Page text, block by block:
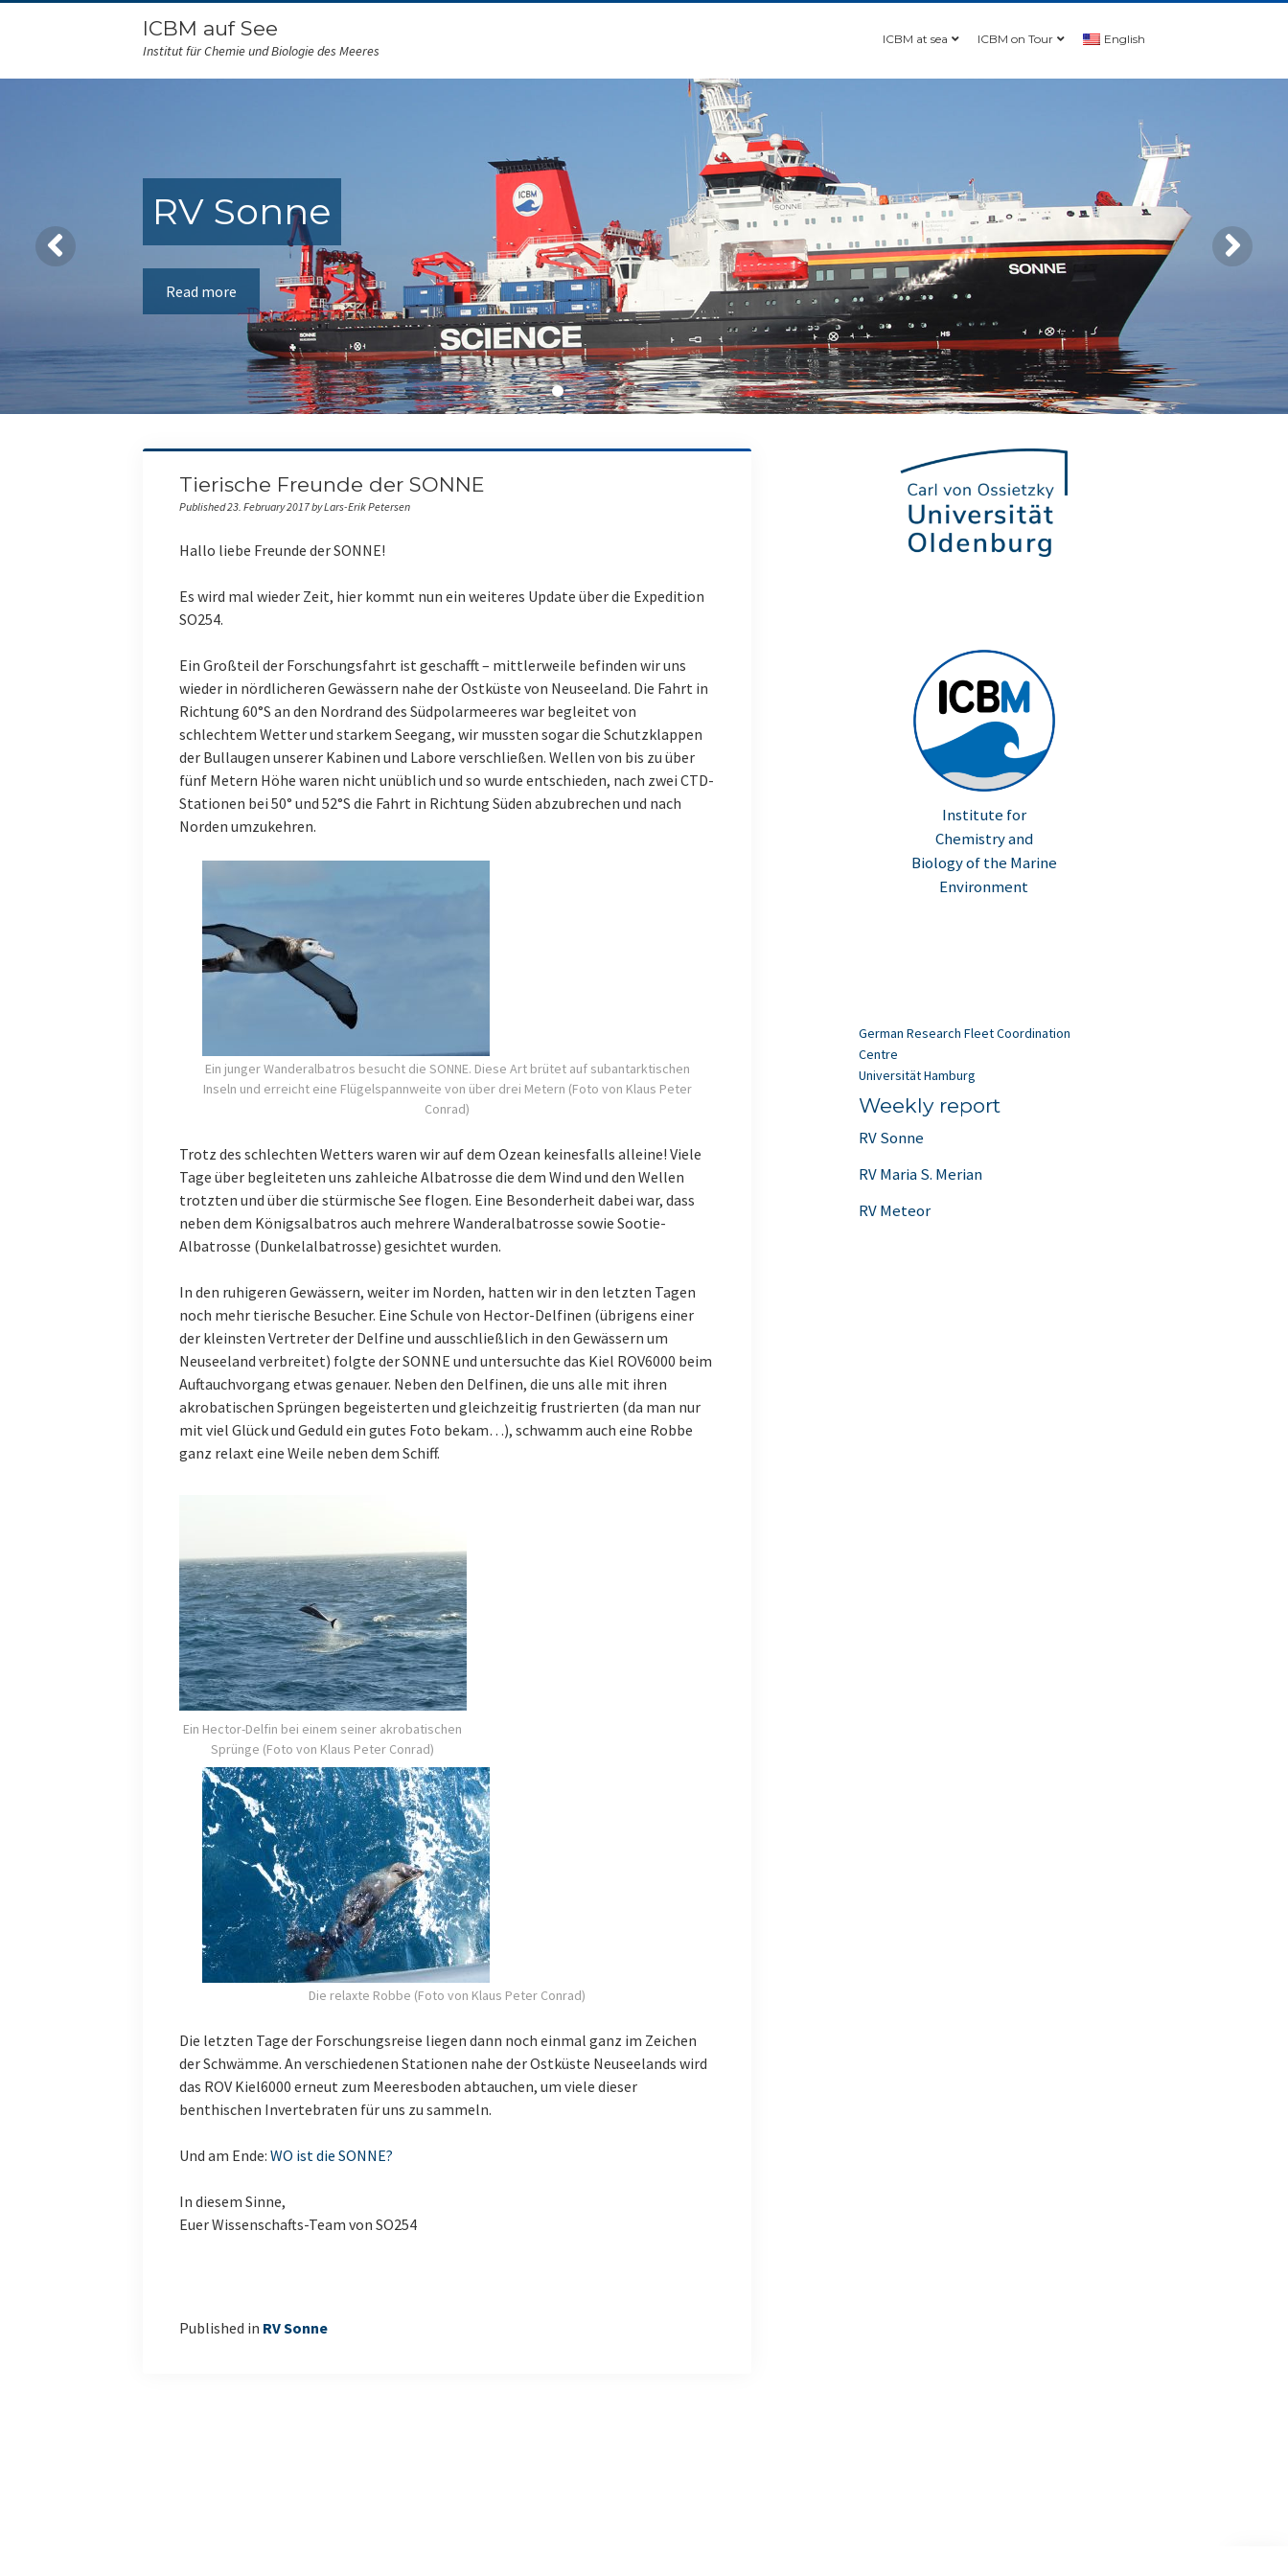
ICBM auf See
Institut für Chemie und Biologie des Meeres
ICBM at sea ICBM on Tour English
RV Sonne
Read more
Tierische Freunde der SONNE
Published 23. February 2017 by Lars-Erik Petersen
Hallo liebe Freunde der SONNE!
Es wird mal wieder Zeit, hier kommt nun ein weiteres Update über die Expedition
SO254.
Ein Großteil der Forschungsfahrt ist geschafft – mittlerweile befinden wir uns
wieder in nördlicheren Gewässern nahe der Ostküste von Neuseeland. Die Fahrt in
Richtung 60°S an den Nordrand des Südpolarmeeres war begleitet von
schlechtem Wetter und starkem Seegang, wir mussten sogar die Schutzklappen
der Bullaugen unserer Kabinen und Labore verschließen. Wellen von bis zu über
fünf Metern Höhe waren nicht unüblich und so wurde entschieden, nach zwei CTD-
Stationen bei 50° und 52°S die Fahrt in Richtung Süden abzubrechen und nach
Norden umzukehren.
Ein junger Wanderalbatros besucht die SONNE. Diese Art brütet auf subantarktischen
Inseln und erreicht eine Flügelspannweite von über drei Metern (Foto von Klaus Peter
Conrad)
Trotz des schlechten Wetters waren wir auf dem Ozean keinesfalls alleine! Viele
Tage über begleiteten uns zahleiche Albatrosse die dem Wind und den Wellen
trotzten und über die stürmische See flogen. Eine Besonderheit dabei war, dass
neben dem Königsalbatros auch mehrere Wanderalbatrosse sowie Sootie-
Albatrosse (Dunkelalbatrosse) gesichtet wurden.
In den ruhigeren Gewässern, weiter im Norden, hatten wir in den letzten Tagen
noch mehr tierische Besucher. Eine Schule von Hector-Delfinen (übrigens einer
der kleinsten Vertreter der Delfine und ausschließlich in den Gewässern um
Neuseeland verbreitet) folgte der SONNE und untersuchte das Kiel ROV6000 beim
Auftauchvorgang etwas genauer. Neben den Delfinen, die uns alle mit ihren
akrobatischen Sprüngen begeisterten und gleichzeitig frustrierten (da man nur
mit viel Glück und Geduld ein gutes Foto bekam…), schwamm auch eine Robbe
ganz relaxt eine Weile neben dem Schiff.
Ein Hector-Delfin bei einem seiner akrobatischen
Sprünge (Foto von Klaus Peter Conrad)
Die relaxte Robbe (Foto von Klaus Peter Conrad)
Die letzten Tage der Forschungsreise liegen dann noch einmal ganz im Zeichen
der Schwämme. An verschiedenen Stationen nahe der Ostküste Neuseelands wird
das ROV Kiel6000 erneut zum Meeresboden abtauchen, um viele dieser
benthischen Invertebraten für uns zu sammeln.
Und am Ende: WO ist die SONNE?
In diesem Sinne,
Euer Wissenschafts-Team von SO254
Published in RV Sonne
Institute for
Chemistry and
Biology of the Marine
Environment
German Research Fleet Coordination
Centre
Universität Hamburg
Weekly report
RV Sonne
RV Maria S. Merian
RV Meteor